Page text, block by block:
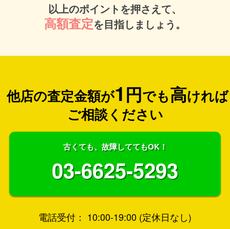
以上のポイントを押さえて、
高額査定を目指しましょう。
他店の査定金額が1円でも高ければ
ご相談ください
古くても、故障しててもOK！
03-6625-5293
電話受付： 10:00-19:00 (定休日なし)